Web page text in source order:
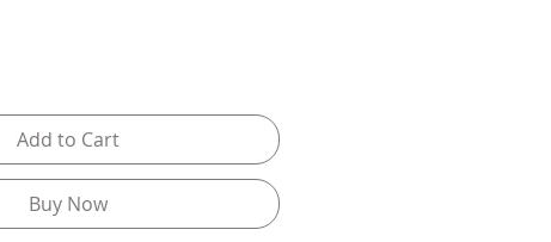
Add to Cart
Buy Now